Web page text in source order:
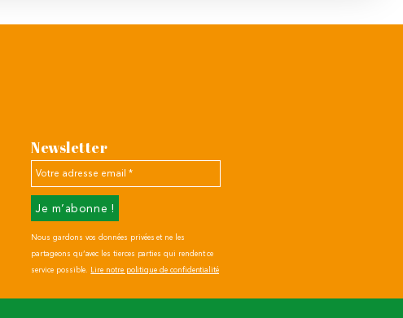
Newsletter
Nous gardons vos données privées et ne les
partageons qu’avec les tierces parties qui rendent ce
service possible. Lire notre politique de confidentialité